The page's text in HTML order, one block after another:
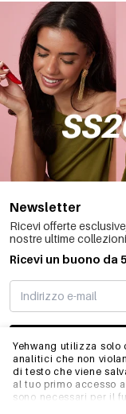
Yehwang utilizza solo
analitici che non
di testo che viene
al tuo primo accesso
sono necessari per il
Newsletter
Ricevi offerte
nostre ultime
Ricevi un buono da
INFO